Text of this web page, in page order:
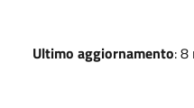
Ultimo aggiornamento: